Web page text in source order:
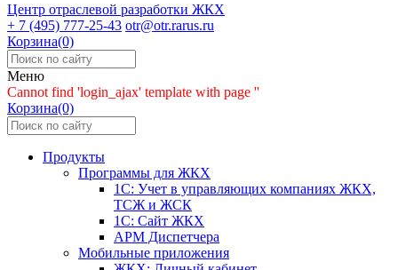
Центр отраслевой разработки ЖКХ
+ 7 (495) 777-25-43 otr@otr.rarus.ru
Корзина(0)
Меню
Cannot find 'login_ajax' template with page ''
Корзина(0)
Продукты
Программы для ЖКХ
1С: Учет в управляющих компаниях ЖКХ,
ТСЖ и ЖСК
1С: Сайт ЖКХ
АРМ Диспетчера
Мобильные приложения